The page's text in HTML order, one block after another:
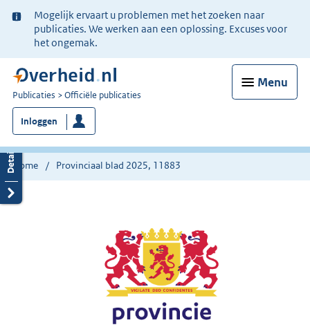
Ter
informatie:
Mogelijk ervaart u problemen met het zoeken naar
publicaties. We werken aan een oplossing. Excuses voor
het ongemak.
Menu
U
bent
nu
hier:
Publicaties Officiële publicaties
Inloggen
Home Provinciaal blad 2025, 11883